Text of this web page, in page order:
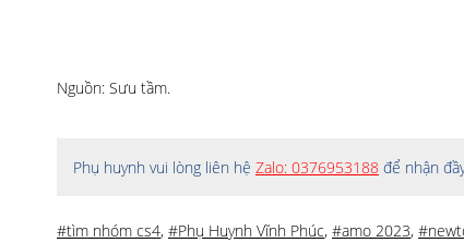
Nguồn: Sưu tầm.
Phụ huynh vui lòng liên hệ Zalo: 0376953188 để nhận
#tìm nhóm cs4, #Phụ Huynh Vĩnh Phúc, #amo 2023,